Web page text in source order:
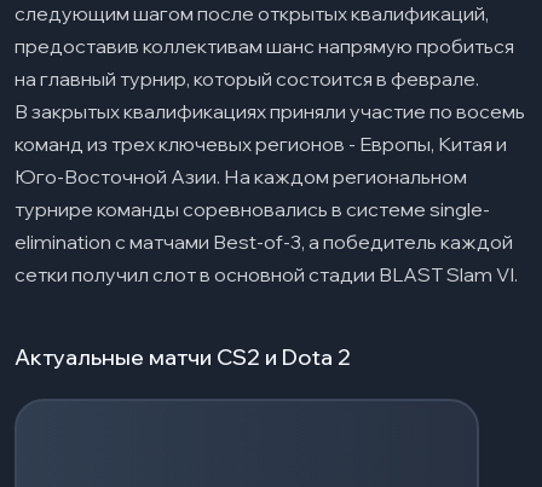
05 Часто задаваемые вопросы
Чем закрытые квалификации отличаются от
открытых?
Сколько матчей нужно выиграть, чтобы
пройти закрытые квалификации?
Почему команды с опытом LAN чаще
проходят закрытые отборочные?
следующим шагом после открытых квалификаций,
предоставив коллективам шанс напрямую пробиться
на главный турнир, который состоится в феврале.
В закрытых квалификациях приняли участие по восемь
команд из трех ключевых регионов - Европы, Китая и
Юго-Восточной Азии. На каждом региональном
турнире команды соревновались в системе single-
elimination с матчами Best-of-3, а победитель каждой
сетки получил слот в основной стадии BLAST Slam VI.
Актуальные матчи CS2 и Dota 2
Загрузка событий...